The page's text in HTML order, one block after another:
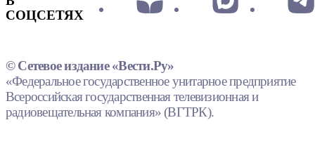
СОЦСЕТЯХ
© Сетевое издание «Вести.Ру»
«Федеральное государственное унитарное предприятие
Всероссийская государственная телевизионная и
радиовещательная компания» (ВГТРК).